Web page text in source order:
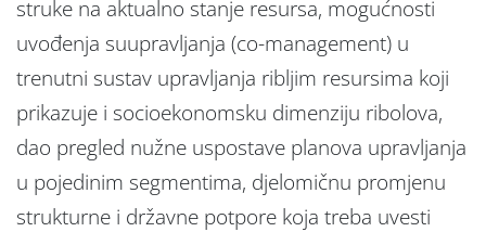
struke na aktualno stanje resursa, mogućnosti
uvođenja suupravljanja (co-management) u
trenutni sustav upravljanja ribljim resursima koji
prikazuje i socioekonomsku dimenziju ribolova,
dao pregled nužne uspostave planova upravljanja
u pojedinim segmentima, djelomičnu promjenu
strukturne i državne potpore koja treba uvesti